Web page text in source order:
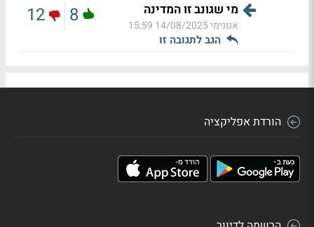
מי שגונב זו המדינה
אנונימי14/08/2025 15:59
הגב לתגובה זו
8
12
הורדת אפליקציה